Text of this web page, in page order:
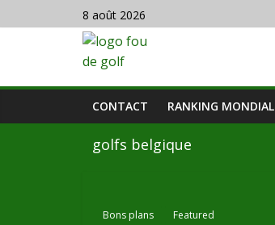
8 août 2026
CONTACT RANKING MONDIAL
golfs belgique
Bons plans Featured